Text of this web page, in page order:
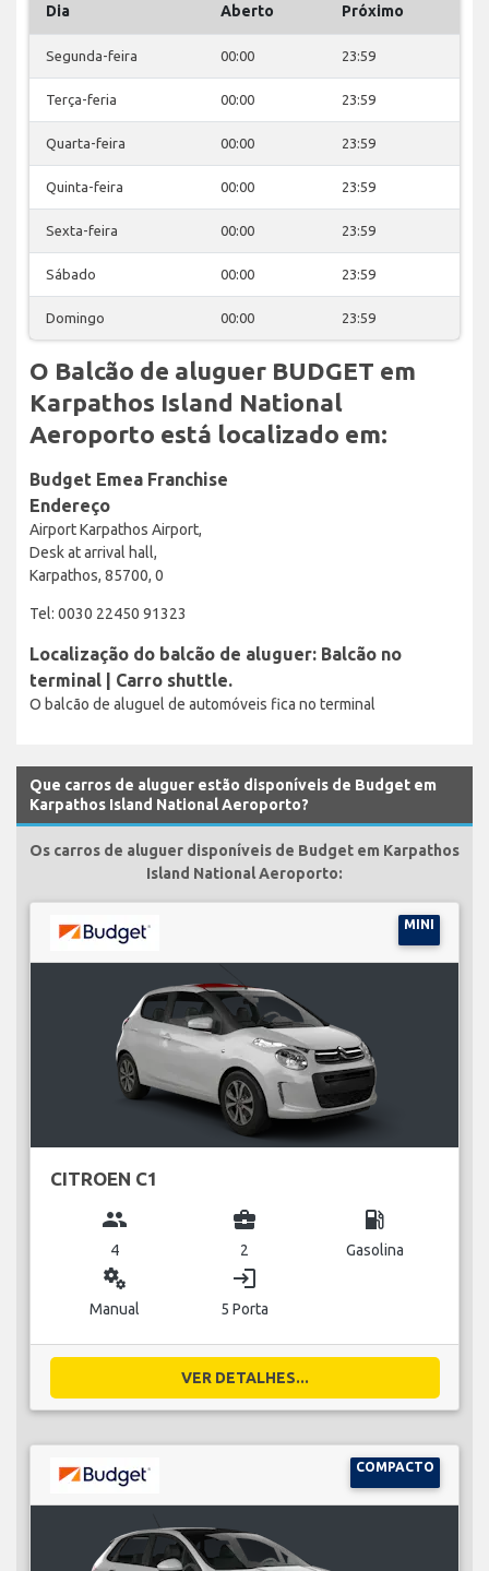
Dia Aberto Próximo
Segunda-feira 00:00 23:59
Terça-feria 00:00 23:59
Quarta-feira 00:00 23:59
Quinta-feira 00:00 23:59
Sexta-feira 00:00 23:59
Sábado 00:00 23:59
Domingo 00:00 23:59
O Balcão de aluguer BUDGET em
Karpathos Island National
Aeroporto está localizado em:
Budget Emea Franchise
Endereço
Airport Karpathos Airport,
Desk at arrival hall,
Karpathos, 85700, 0
Tel: 0030 22450 91323
Localização do balcão de aluguer: Balcão no
terminal | Carro shuttle.
O balcão de aluguel de automóveis fica no terminal
Que carros de aluguer estão disponíveis de Budget em
Karpathos Island National Aeroporto?
Os carros de aluguer disponíveis de Budget em Karpathos
Island National Aeroporto:
MINI
CITROEN C1
group
4
business_center
2
local_gas_station
Gasolina
miscellaneous_services
Manual
login
5 Porta
VER DETALHES...
COMPACTO